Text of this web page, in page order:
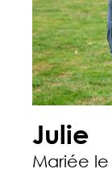
Julie
Mariée